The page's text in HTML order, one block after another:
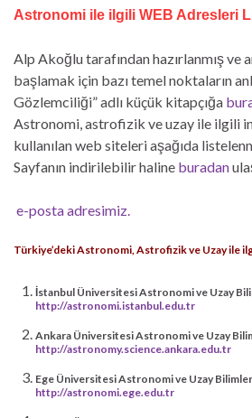
Astronomi ile ilgili WEB Adresleri
Alp Akoğlu tarafından hazırlanmış ve
başlamak için bazı temel noktaların
Gözlemciliği” adlı küçük kitapçığa
Astronomi, astrofizik ve uzay ile ilgili
kullanılan web siteleri aşağıda
Sayfanın indirilebilir haline buradan
e-posta adresimiz.
Türkiye’deki Astronomi, Astrofizik ve Uzay ile
İstanbul Üniversitesi Astronomi ve Uzay
http://astronomi.istanbul.edu.tr
Ankara Üniversitesi Astronomi ve Uzay
http://astronomy.science.ankara.edu.tr
Ege Üniversitesi Astronomi ve Uzay
http://astronomi.ege.edu.tr